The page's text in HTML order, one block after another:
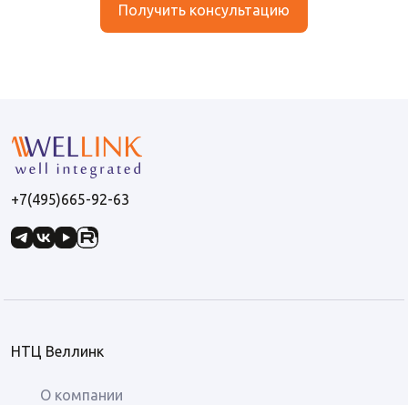
Получить консультацию
+7(495)665-92-63
НТЦ Веллинк
О компании